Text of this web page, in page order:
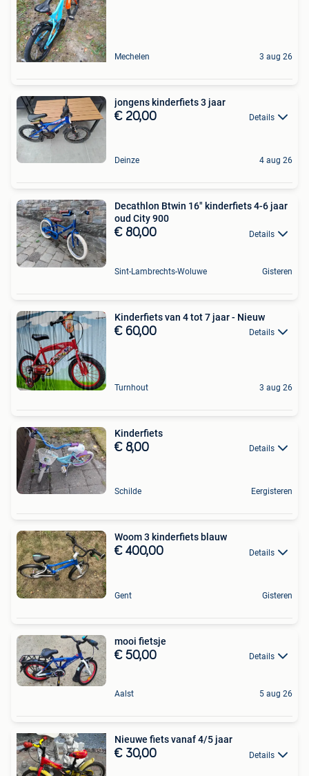
Mechelen 3 aug 26
jongens kinderfiets 3 jaar
€ 20,00 Details
Deinze 4 aug 26
Decathlon Btwin 16" kinderfiets 4-6 jaar
oud City 900
€ 80,00 Details
Sint-Lambrechts-Woluwe Gisteren
Kinderfiets van 4 tot 7 jaar - Nieuw
€ 60,00 Details
Turnhout 3 aug 26
Kinderfiets
€ 8,00 Details
Schilde Eergisteren
Woom 3 kinderfiets blauw
€ 400,00 Details
Gent Gisteren
mooi fietsje
€ 50,00 Details
Aalst 5 aug 26
Nieuwe fiets vanaf 4/5 jaar
€ 30,00 Details